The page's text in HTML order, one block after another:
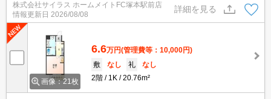
株式会社サイラス ホームメイトFC塚本駅前店
情報更新日 2026/08/08
詳細を見る
画像：21枚
6.6万円(管理費等：10,000円)
敷
なし 礼
なし
2階
1K 20.76m²